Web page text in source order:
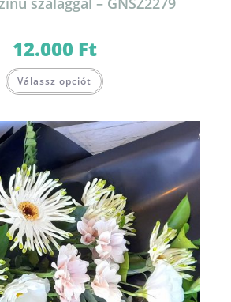
12.000 Ft
Válassz opciót